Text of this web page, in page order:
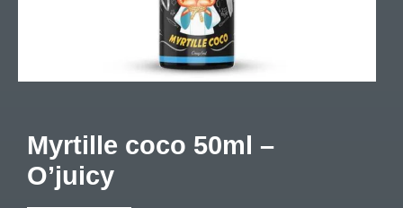
Myrtille coco 50ml –
O’juicy